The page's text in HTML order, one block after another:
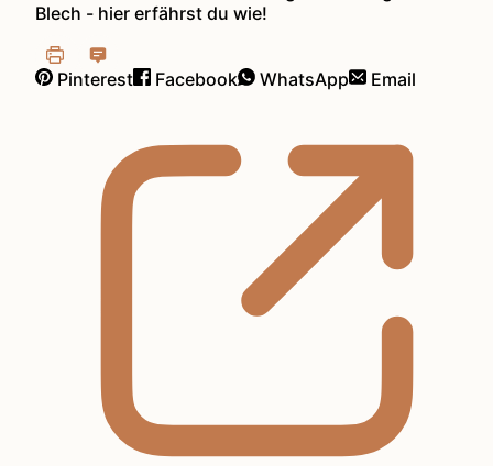
Blech - hier erfährst du wie!
Pinterest Facebook WhatsApp Email